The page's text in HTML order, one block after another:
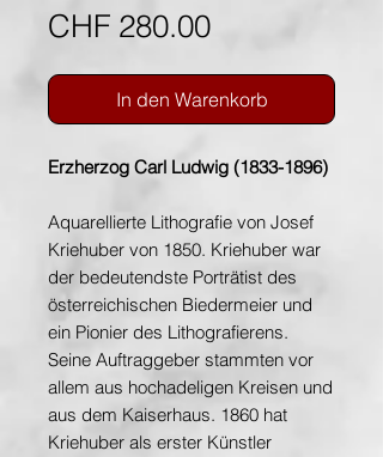
CHF 280.00Preis
In den Warenkorb
Erzherzog Carl Ludwig (1833-1896)
Aquarellierte Lithografie von Josef
Kriehuber von 1850. Kriehuber war
der bedeutendste Porträtist des
österreichischen Biedermeier und
ein Pionier des Lithografierens.
Seine Auftraggeber stammten vor
allem aus hochadeligen Kreisen und
aus dem Kaiserhaus. 1860 hat
Kriehuber als erster Künstler